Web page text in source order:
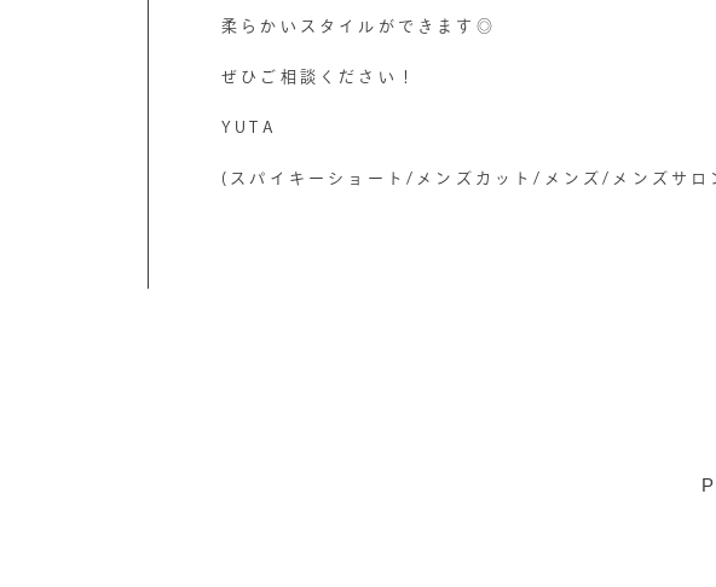
柔らかいスタイルができます◎
ぜひご相談ください！
YUTA
(スパイキーショート/メンズカット/メンズ/メンズサ